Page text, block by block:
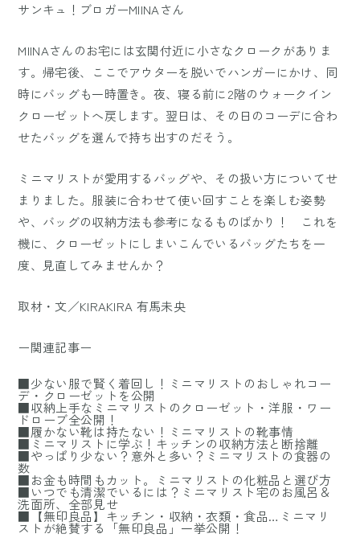
サンキュ！ブロガーMIINAさん
MIINAさんのお宅には玄関付近に小さなクロークがありま
す。帰宅後、ここでアウターを脱いでハンガーにかけ、同
時にバッグも一時置き。夜、寝る前に2階のウォークイン
クローゼットへ戻します。翌日は、その日のコーデに合わ
せたバッグを選んで持ち出すのだそう。
ミニマリストが愛用するバッグや、その扱い方についてせ
まりました。服装に合わせて使い回すことを楽しむ姿勢
や、バッグの収納方法も参考になるものばかり！ これを
機に、クローゼットにしまいこんでいるバッグたちを一
度、見直してみませんか？
取材・文／KIRAKIRA 有馬未央
ー関連記事ー
■少ない服で賢く着回し！ミニマリストのおしゃれコー
デ・クローゼットを公開
■収納上手なミニマリストのクローゼット・洋服・ワー
ドローブ全公開！
■履かない靴は持たない！ミニマリストの靴事情
■ミニマリストに学ぶ！キッチンの収納方法と断捨離
■やっぱり少ない？意外と多い？ミニマリストの食器の
数
■お金も時間もカット。ミニマリストの化粧品と選び方
■いつでも清潔でいるには？ミニマリスト宅のお風呂＆
洗面所、全部見せ
■【無印良品】キッチン・収納・衣類・食品…ミニマリ
ストが絶賛する「無印良品」一挙公開！